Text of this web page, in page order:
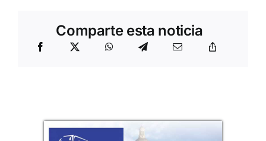
Comparte esta noticia